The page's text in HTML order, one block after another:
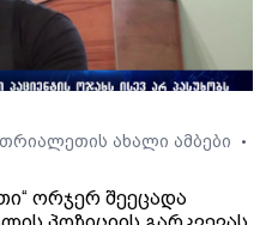
თრიალეთის ახალი ამბები •
ორჯერ შეეცადა